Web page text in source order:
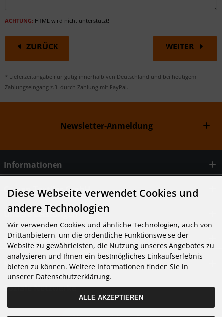
ACHTUNG: HTML wird nicht unterstützt!
ZURÜCK WEITER
* Lieferzeitangabe nur gütig innerhalb von Deutschland und bei heutigem
Zahlungseingang z.B. durch Zahlung mit PayPal.
Newsletter-Anmeldung
Informationen
Cowan Textiles GmbH
Unsere Leistungen
Geprüfte Qualität
Kontakt
Soziale Netzwerke
Diese Webseite verwendet Cookies und
andere Technologien
Wir verwenden Cookies und ähnliche Technologien, auch von
Drittanbietern, um die ordentliche Funktionsweise der
Website zu gewährleisten, die Nutzung unseres Angebotes zu
analysieren und Ihnen ein bestmögliches Einkaufserlebnis
bieten zu können. Weitere Informationen finden Sie in
unserer Datenschutzerklärung.
ALLE AKZEPTIEREN